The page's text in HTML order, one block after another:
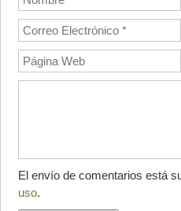
El envío de comentarios está
uso.